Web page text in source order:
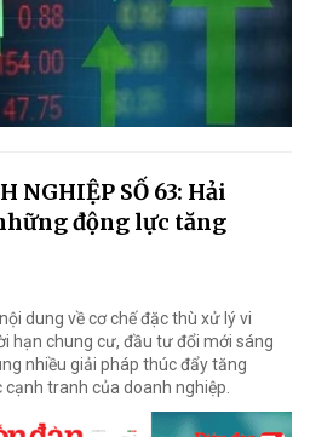
NGHIỆP SỐ 63: Hải
động lực tăng
dung về cơ chế đặc thù xử lý vi
hạn chung cư, đầu tư đổi mới sáng
nhiều giải pháp thúc đẩy tăng
tranh của doanh nghiệp.